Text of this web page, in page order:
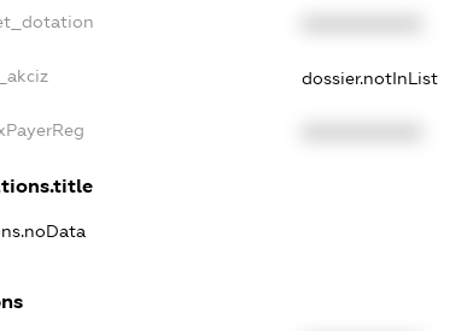
dossier.notInList